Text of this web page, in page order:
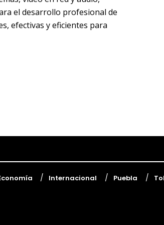
el desarrollo profesional de
efectivas y eficientes para
Internacional Puebla